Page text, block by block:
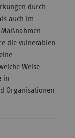
durch
auch im
die vulnerablen
Weise
in
Organisationen